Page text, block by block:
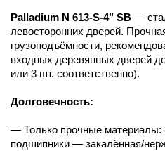
Palladium N 613-S-4" SB —
левосторонних дверей.
грузоподъёмности,
входных деревянных дверей
или 3 шт. соответственно).
Долговечность:
— Только прочные материалы:
подшипники — закалённая/